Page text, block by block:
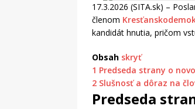
17.3.2026 (SITA.sk) –
členom
kandidát hnutia, pričom
Obsah skryť
1 Predseda strany o
2 Slušnosť a dôraz na
Predseda